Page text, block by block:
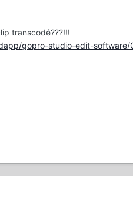
transcodé???!!!
gopro-studio-edit-software/